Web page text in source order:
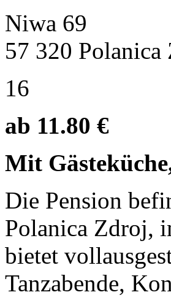
Niwa 69
57 320 Polanica
16
ab 11.80 €
Mit
Die Pension
Polanica Zdroj,
bietet
Tanzabende,